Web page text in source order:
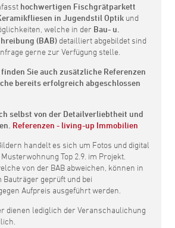
hochwertigen Fischgrätparkett
in Jugendstil Optik und
welche in der Bau- u.
(BAB) detailliert abgebildet sind
gerne zur Verfügung stelle.
Sie auch zusätzliche Referenzen
bereits erfolgreich abgeschlossen
selbst von der Detailverliebtheit und
Referenzen - living-up Immobilien
handelt es sich um Fotos und digital
Top 2.9. im Projekt.
von der BAB abweichen, können in
Bauträger geprüft und bei
Aufpreis ausgeführt werden.
dienen lediglich der Veranschaulichung